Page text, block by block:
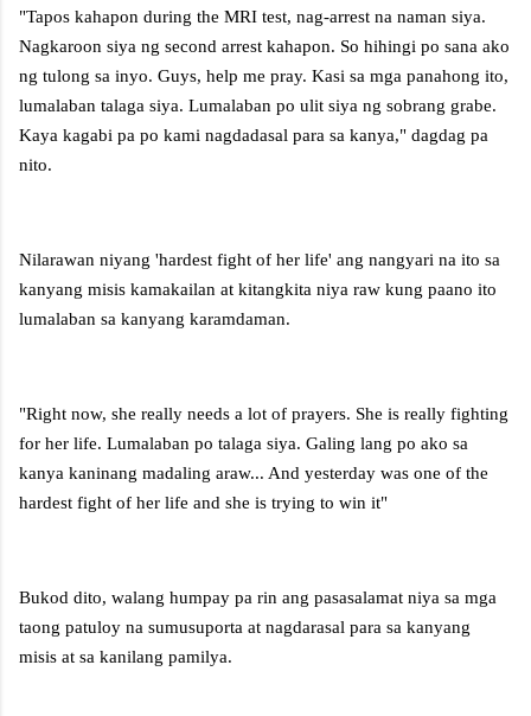
"Tapos kahapon during the MRI test, nag-arrest na naman siya.
Nagkaroon siya ng second arrest kahapon. So hihingi po sana ako
ng tulong sa inyo. Guys, help me pray. Kasi sa mga panahong ito,
lumalaban talaga siya. Lumalaban po ulit siya ng sobrang grabe.
Kaya kagabi pa po kami nagdadasal para sa kanya," dagdag pa
nito.
Nilarawan niyang 'hardest fight of her life' ang nangyari na ito sa
kanyang misis kamakailan at kitangkita niya raw kung paano ito
lumalaban sa kanyang karamdaman.
"Right now, she really needs a lot of prayers. She is really fighting
for her life. Lumalaban po talaga siya. Galing lang po ako sa
kanya kaninang madaling araw... And yesterday was one of the
hardest fight of her life and she is trying to win it"
Bukod dito, walang humpay pa rin ang pasasalamat niya sa mga
taong patuloy na sumusuporta at nagdarasal para sa kanyang
misis at sa kanilang pamilya.